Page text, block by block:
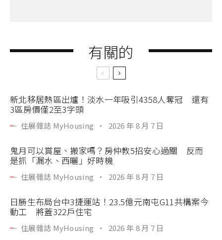
有關的
新北移居熱區出爐！淡水一年吸引4358人奪冠 還有
3區房價僅2至3字頭
住展雜誌 MyHousing · 2026 年 8 月 7 日
鬼月可以賞屋、搬家嗎？房仲教5招安心過關 反而
是抓「漏水、西曬」好時機
住展雜誌 MyHousing · 2026 年 8 月 7 日
日勝生布局台中3捷運站！23.5億元南屯G11共構案今
動工 將蓋322戶住宅
住展雜誌 MyHousing · 2026 年 8 月 7 日